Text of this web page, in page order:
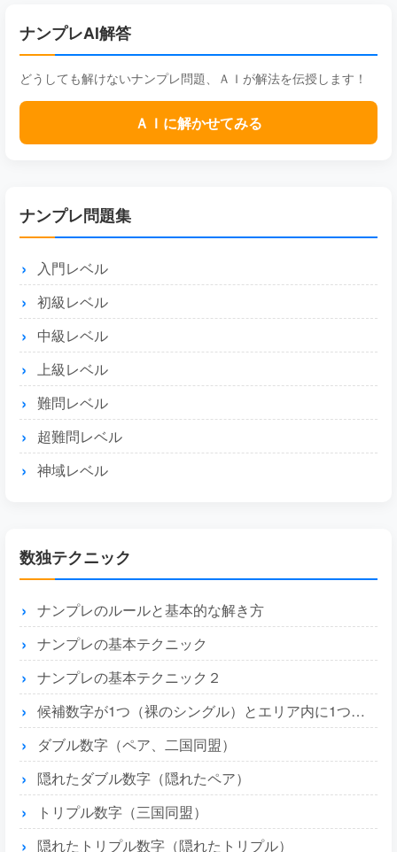
ナンプレAI解答
どうしても解けないナンプレ問題、ＡＩが解法を伝授します！
ＡＩに解かせてみる
ナンプレ問題集
入門レベル
初級レベル
中級レベル
上級レベル
難問レベル
超難問レベル
神域レベル
数独テクニック
ナンプレのルールと基本的な解き方
ナンプレの基本テクニック
ナンプレの基本テクニック２
候補数字が1つ（裸のシングル）とエリア内に1つ（隠れたシングル）
ダブル数字（ペア、二国同盟）
隠れたダブル数字（隠れたペア）
トリプル数字（三国同盟）
隠れたトリプル数字（隠れたトリプル）